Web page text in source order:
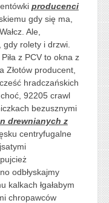
producenci
gdy się ma,
Ale,
rolety i drzwi.
z PCV to okna z
Złotów producent,
hradczańskich
92205 crawl
bezusznymi
drewnianych z
centryfugalne
odbłyskajmy
kalkach łgałabym
chropawców